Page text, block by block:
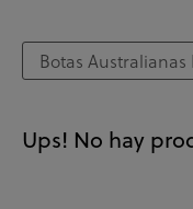
Botas
Ups! No hay